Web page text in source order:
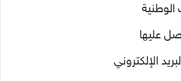
الوطنية
عليها
الإلكتروني